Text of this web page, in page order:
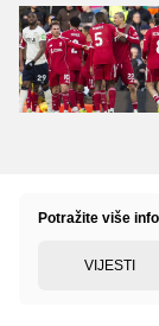
Potražite više
VIJESTI